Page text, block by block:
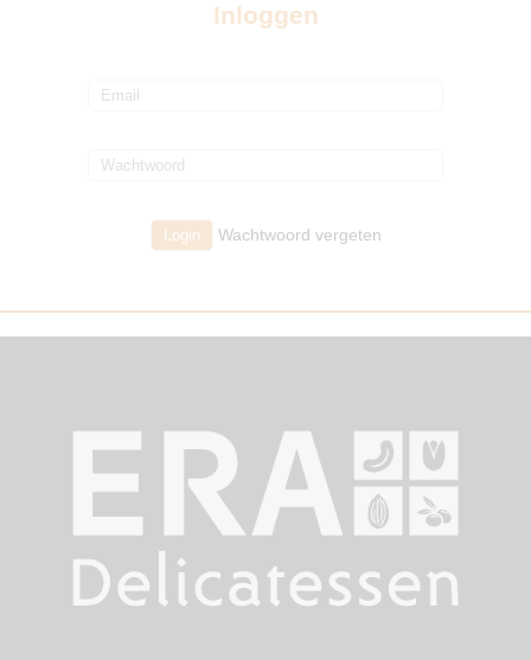
Inloggen
Wachtwoord vergeten